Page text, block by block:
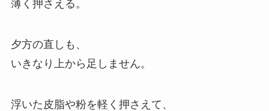
薄く押さえる。
夕方の直しも、
いきなり上から足しません。
浮いた皮脂や粉を軽く押さえて、